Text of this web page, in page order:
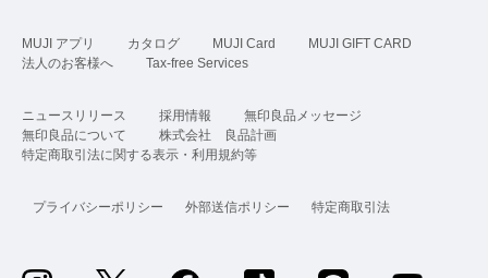
MUJI アプリ カタログ MUJI Card
MUJI GIFT CARD
法人のお客様へ
Tax-free Services
ニュースリリース 採用情報
無印良品メッセージ
無印良品について
株式会社 良品計画
特定商取引法に関する表示・利用規約等
プライバシーポリシー 外部送信ポリシー 特定商取引法